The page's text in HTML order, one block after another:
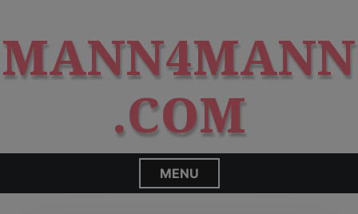
i
p
o
c
n
t
MANN4MANN
.COM
MENU